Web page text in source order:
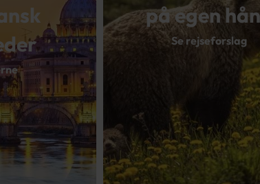
på egen
Se rejseforslag